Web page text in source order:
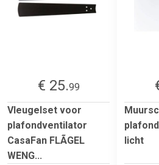
€ 25.99
Vleugelset voor
plafondventilator
CasaFan FLÃGEL
WENG...
licht